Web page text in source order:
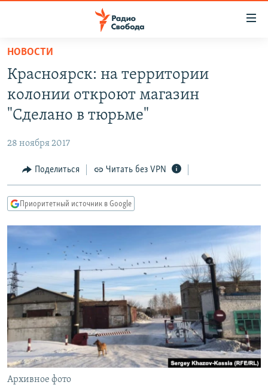
упрощенного
доступа
основному
Вернутся
Вернутся
поиску
ПОДКАСТЫ
АВТОРСКИЕ ПРОЕКТЫ
МНЕНИЯ
КУЛЬТУРА
КАВКАЗ.РЕАЛИИ
СЕВЕР.РЕАЛИИ
СИБИРЬ.РЕАЛИИ
РАСПИСАНИЕ ВЕЩАНИЯ
ПОДПИШИТЕСЬ НА РАССЫЛКУ
СОЦИАЛЬНЫЕ СЕТИ
НОВОСТИ
Красноярск: на территории
колонии откроют магазин
"Сделано в тюрьме"
28 ноября 2017
Поделиться Читать без VPN
Приоритетный источник в Google
Архивное фото